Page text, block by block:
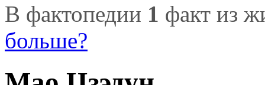
В фактопедии 1 факт из
больше?